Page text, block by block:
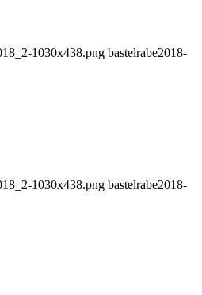
1030x438.png bastelrabe2018-
1030x438.png bastelrabe2018-